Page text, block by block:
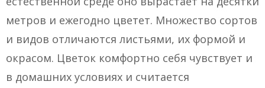
метров и ежегодно цветет. Множество сортов
и видов отличаются листьями, их формой и
окрасом. Цветок комфортно себя чувствует и
в домашних условиях и считается